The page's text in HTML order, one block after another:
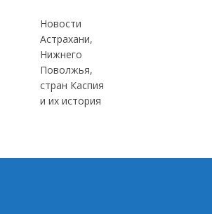
Новости
Астрахани,
Нижнего
Поволжья,
стран Каспия
и их история